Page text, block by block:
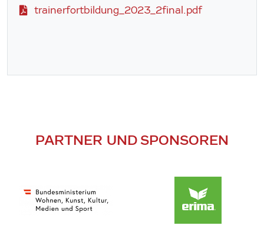
trainerfortbildung_2023_2final.pdf
PARTNER UND SPONSOREN